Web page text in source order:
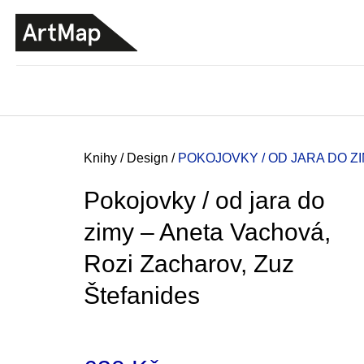
Domů
Knihy / Design / POKOJOVKY / OD JARA DO
Pokojovky / od jara do
zimy – Aneta Vachová,
Rozi Zacharov, Zuz
Štefanides
ZPĚT
DO
OBCHODU
ZPĚT
DO
OBCHODU